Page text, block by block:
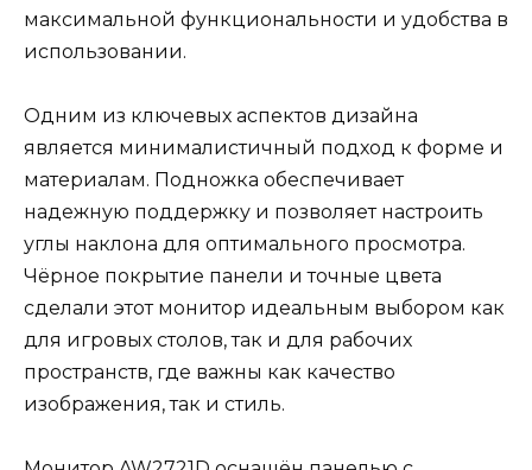
максимальной функциональности и удобства в
использовании.
Одним из ключевых аспектов дизайна
является минималистичный подход к форме и
материалам. Подножка обеспечивает
надежную поддержку и позволяет настроить
углы наклона для оптимального просмотра.
Чёрное покрытие панели и точные цвета
сделали этот монитор идеальным выбором как
для игровых столов, так и для рабочих
пространств, где важны как качество
изображения, так и стиль.